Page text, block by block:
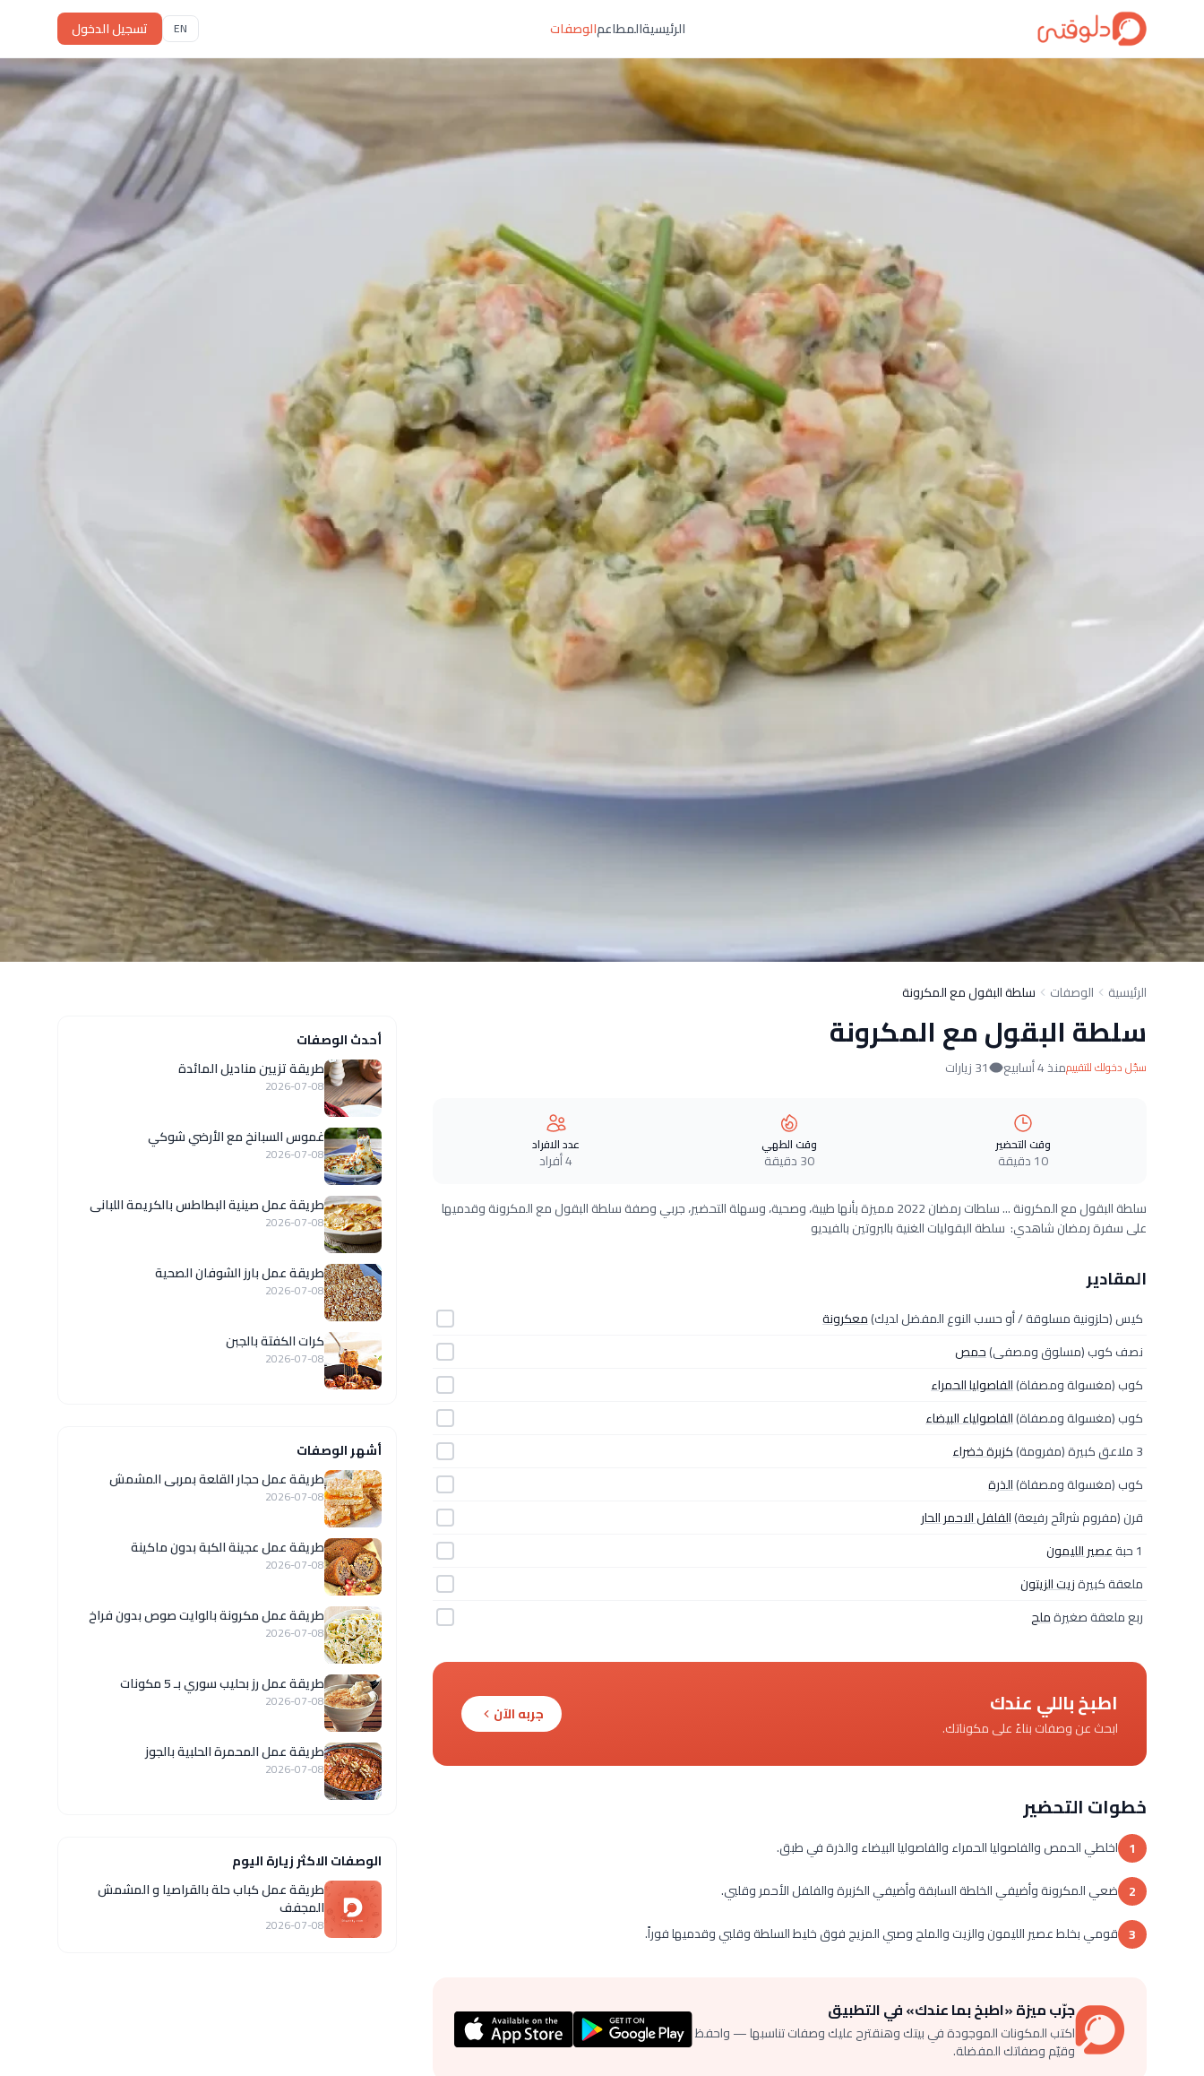
الرئيسيةالمطاعمالوصفات EN تسجيل الدخول
الرئيسية الوصفات سلطة البقول مع المكرونة
سلطة البقول مع المكرونة
سجّل دخولك للتقييممنذ 4 أسابيع 31 زيارات
وقت التحضير
10 دقيقة
وقت الطهي
30 دقيقة
عدد الافراد
4 أفراد
سلطة البقول مع المكرونة ... سلطات رمضان 2022 مميزة بأنها طيبة، وصحية، وسهلة التحضير، جربي وصفة سلطة البقول مع المكرونة وقدميها
على سفرة رمضان شاهدي: سلطة البقوليات الغنية بالبروتين بالفيديو
المقادير
كيس (حلزونية مسلوقة / أو حسب النوع المفضل لديك)معكرونة
نصف كوب (مسلوق ومصفى)حمص
كوب (مغسولة ومصفاة)الفاصوليا الحمراء
كوب (مغسولة ومصفاة)الفاصولياء البيضاء
3 ملاعق كبيرة (مفرومة)
كزبرة خضراء
كوب (مغسولة ومصفاة)الذرة
قرن (مفروم شرائح رفيعة)الفلفل الاحمر الحار
1 حبة
عصير الليمون
ملعقة كبيرةزيت الزيتون
ربع ملعقة صغيرةملح
اطبخ باللي عندك
ابحث عن وصفات بناءً على مكوناتك.
جربه الآن
خطوات التحضير
1 اخلطي الحمص والفاصوليا الحمراء والفاصوليا البيضاء والذرة في طبق.
2 ضعي المكرونة وأضيفي الخلطة السابقة وأضيفي الكزبرة والفلفل الأحمر وقلبي.
3 قومي بخلط عصير الليمون والزيت والملح وصبي المزيج فوق خليط السلطة وقلبي وقدميها فوراً.
جرّب ميزة «اطبخ بما عندك» في التطبيق
اكتب المكونات الموجودة في بيتك وهنقترح عليك وصفات تناسبها — واحفظ
وقيّم وصفاتك المفضلة.
أحدث الوصفات
طريقة تزيين مناديل المائدة
2026-07-08
غموس السبانخ مع الأرضي شوكي
2026-07-08
طريقة عمل صينية البطاطس بالكريمة اللبانى
2026-07-08
طريقة عمل بارز الشوفان الصحية
2026-07-08
كرات الكفتة بالجبن
2026-07-08
أشهر الوصفات
طريقة عمل حجار القلعة بمربى المشمش
2026-07-08
طريقة عمل عجينة الكبة بدون ماكينة
2026-07-08
طريقة عمل مكرونة بالوايت صوص بدون فراخ
2026-07-08
طريقة عمل رز بحليب سوري بـ 5 مكونات
2026-07-08
طريقة عمل المحمرة الحلبية بالجوز
2026-07-08
الوصفات الاكثر زيارة اليوم
طريقة عمل كباب حلة بالقراصيا و المشمش
المجفف
2026-07-08